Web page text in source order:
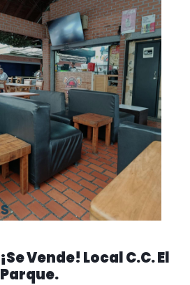
¡Se Vende! Local C.C. El
Parque.